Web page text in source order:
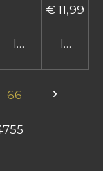
In
€ 11,99
In
66